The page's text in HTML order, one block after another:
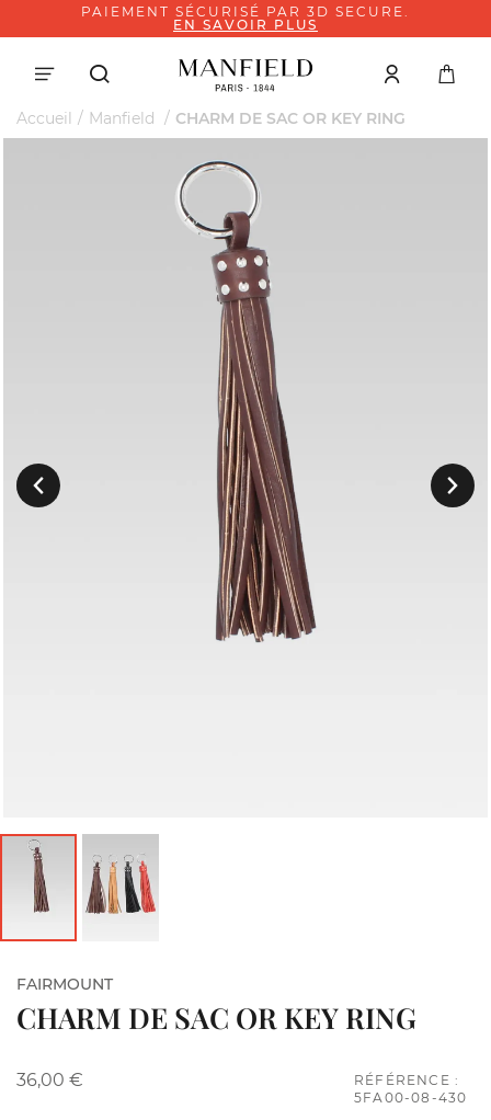
PAIEMENT SÉCURISÉ PAR 3D SECURE.
EN SAVOIR PLUS
Accueil Manfield CHARM DE SAC OR KEY RING
Précedent Suivant
FAIRMOUNT
CHARM DE SAC OR KEY RING
36,00 €
RÉFÉRENCE :
5FA00-08-430